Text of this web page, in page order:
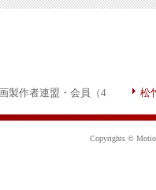
製作者連盟・会員（4
松
Copyrights ©